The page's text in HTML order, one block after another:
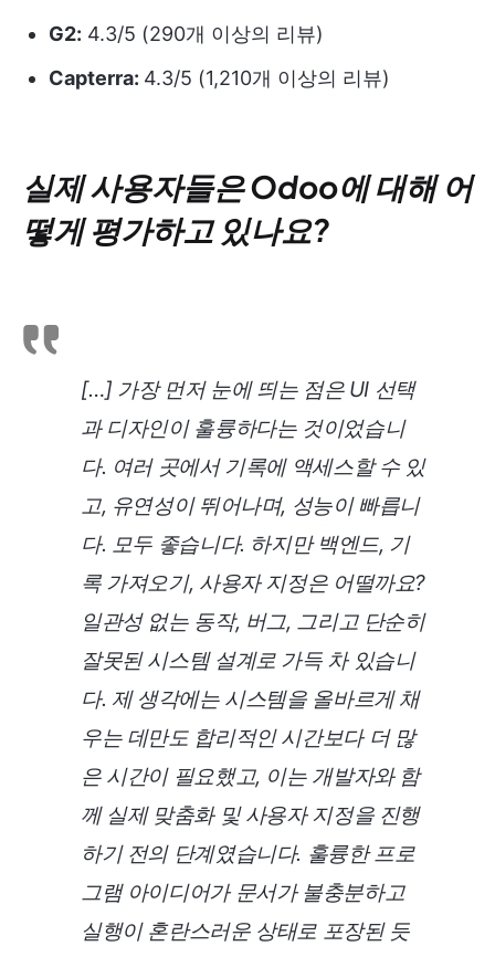
G2: 4.3/5 (290개 이상의 리뷰)
Capterra: 4.3/5 (1,210개 이상의 리뷰)
실제 사용자들은 Odoo에 대해 어
떻게 평가하고 있나요?
[…] 가장 먼저 눈에 띄는 점은 UI 선택
과 디자인이 훌륭하다는 것이었습니
다. 여러 곳에서 기록에 액세스할 수 있
고, 유연성이 뛰어나며, 성능이 빠릅니
다. 모두 좋습니다. 하지만 백엔드, 기
록 가져오기, 사용자 지정은 어떨까요?
일관성 없는 동작, 버그, 그리고 단순히
잘못된 시스템 설계로 가득 차 있습니
다. 제 생각에는 시스템을 올바르게 채
우는 데만도 합리적인 시간보다 더 많
은 시간이 필요했고, 이는 개발자와 함
께 실제 맞춤화 및 사용자 지정을 진행
하기 전의 단계였습니다. 훌륭한 프로
그램 아이디어가 문서가 불충분하고
실행이 혼란스러운 상태로 포장된 듯